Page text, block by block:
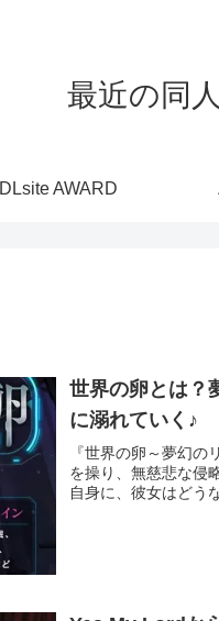
最近の同
DLsite AWARD
世界の卵とは？
に溺れていく♪
『世界の卵～夢幻
を操り、無慈悲な侵
自身に、彼女はどう